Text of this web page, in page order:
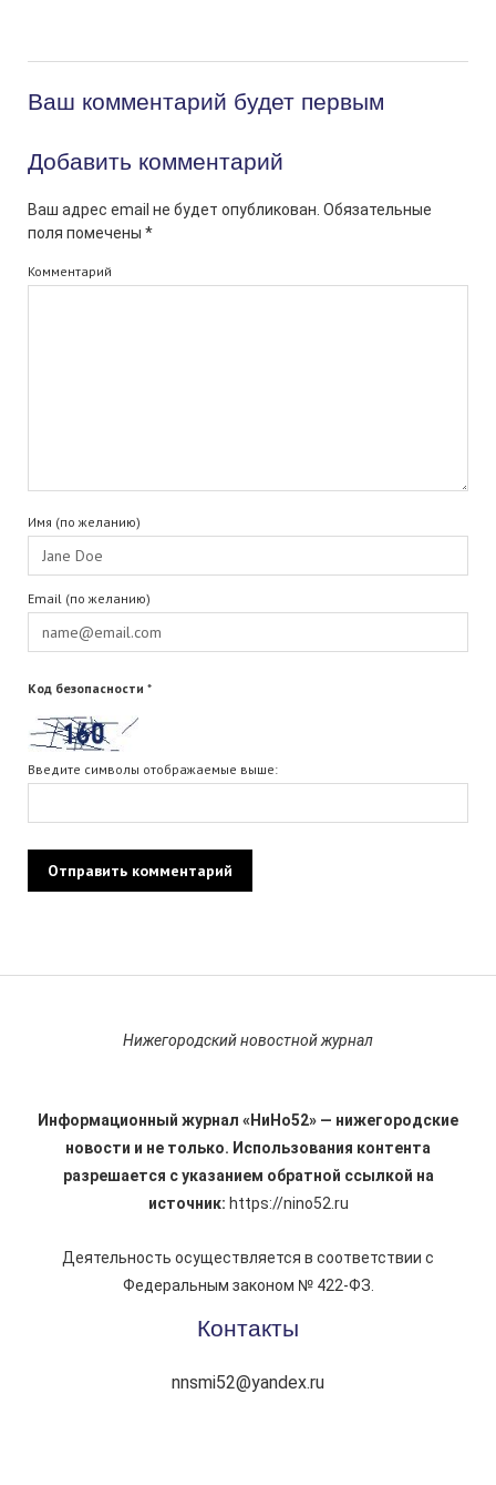
Ваш комментарий будет первым
Добавить комментарий
Ваш адрес email не будет опубликован. Обязательные
поля помечены *
Комментарий
Имя (по желанию)
Email (по желанию)
Код безопасности *
Введите символы отображаемые выше:
Нижегородский новостной журнал
Информационный журнал «НиНо52» — нижегородские
новости и не только. Использования контента
разрешается с указанием обратной ссылкой на
источник: https://nino52.ru
Деятельность осуществляется в соответствии с
Федеральным законом № 422-ФЗ.
Контакты
nnsmi52@yandex.ru